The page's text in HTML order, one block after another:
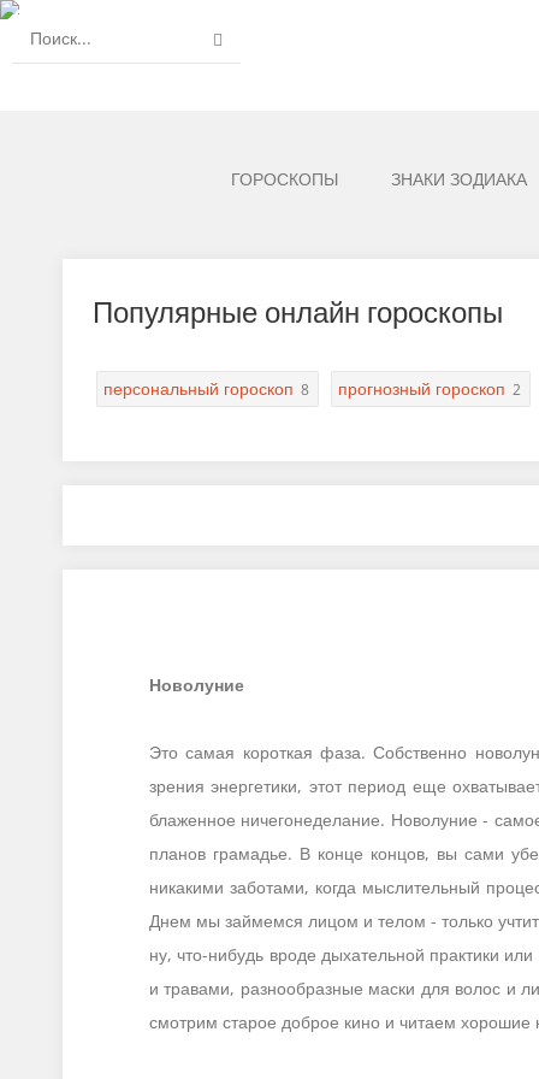
ГОРОСКОПЫ ЗНАКИ ЗОДИАКА
Популярные онлайн гороскопы
персональный гороскоп 8 прогнозный гороскоп 2
Новолуние
Это самая короткая фаза. Собственно
зрения энергетики, этот период еще
блаженное ничегонеделание. Новолуние -
планов грамадье. В конце концов, вы сами
никакими заботами, когда мыслительный
Днем мы займемся лицом и телом - только
ну, что-нибудь вроде дыхательной практики
и травами, разнообразные маски для волос и
смотрим старое доброе кино и читаем хорошие